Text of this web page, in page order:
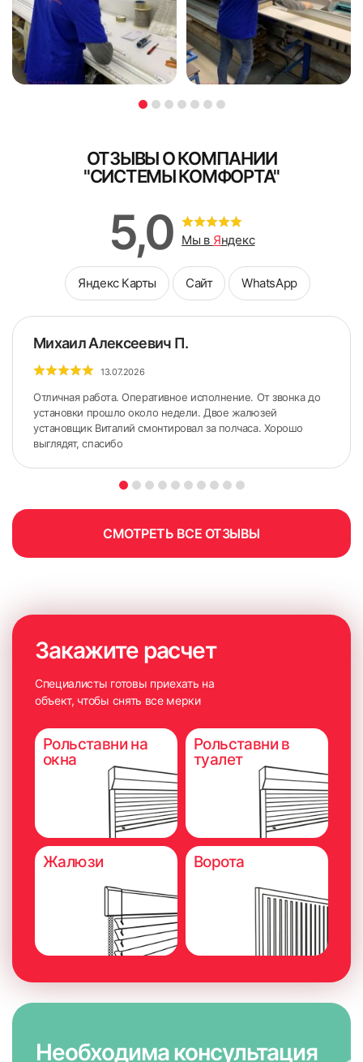
вблизи оконного проема. Учитывается расположение
ниш, кондиционера, конструкция и уровень выступа
подоконника. Длину стенового кронштейна рассчитывают
в соответствии с расстоянием от стены до начала
препятствия, к результату прибавляют 6 см.
Стандартным считают стеновой кронштейн, ширина
отопления или выступающего подоконника). Чтобы
обойти более крупные препятствия, стоит подбирать
крепление с удлинителем.
шириной 104 мм и удлинителем 100 мм. Для покупки
доступны варианты с нестандартной шириной 89 мм и
удлинителем 100 мм.
Услуги замерщика
Если уверенности в правильности самостоятельного
замера нет, обязательно воспользуйтесь услугами
специалиста. Мастер не только проведет точные расчеты
с использованием специального оборудования, но и
продемонстрирует доступные для покупки образцы
изделий. Красивое оформление окна начинается с
правильных замеров.
грамотно подобранной фурнитуры позволит получить
удобные и красивые жалюзи.
Я ознакомлен и согласен сполитикой об обработке
персональных данных
Я ознакомлен и согласен сполитикой об обработке
персональных данных
Поле обязательно для заполнения
ОТЗЫВЫ О КОМПАНИИ
"СИСТЕМЫ КОМФОРТА"
5,0 Мы в Яндекс
Яндекс Карты Сайт WhatsApp
Михаил Алексеевич П.
13.07.2026
Отличная работа. Оперативное исполнение. От звонка до
установки прошло около недели. Двое жалюзей
установщик Виталий смонтировал за полчаса. Хорошо
выглядят, спасибо
СМОТРЕТЬ ВСЕ ОТЗЫВЫ
Закажите расчет
Специалисты готовы приехать на
объект, чтобы снять все мерки
Рольставни на
окна
Рольставни в
туалет
Жалюзи Ворота
Необходима консультация